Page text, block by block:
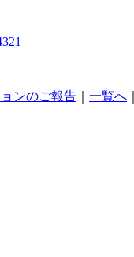
ンのご報告 一覧へ